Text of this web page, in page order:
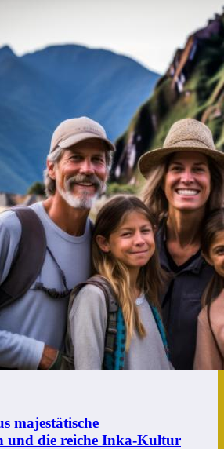
majestätische
und die reiche Inka-Kultur